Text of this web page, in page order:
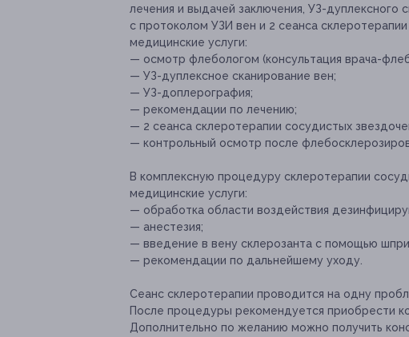
лечения и выдачей заключения, УЗ-дуплексного
с протоколом УЗИ вен и 2 сеанса
медицинские услуги:
— осмотр флебологом (консультация врача-
— УЗ-дуплексное сканирование вен;
— УЗ-доплерография;
— рекомендации по лечению;
— 2 сеанса склеротерапии сосудистых
— контрольный осмотр после
В комплексную процедуру склеротерапии
медицинские услуги:
— обработка области воздействия
— анестезия;
— введение в вену склерозанта с помощью
— рекомендации по дальнейшему уходу.
Сеанс склеротерапии проводится на одну
После процедуры рекомендуется приобрести
Дополнительно по желанию можно получить